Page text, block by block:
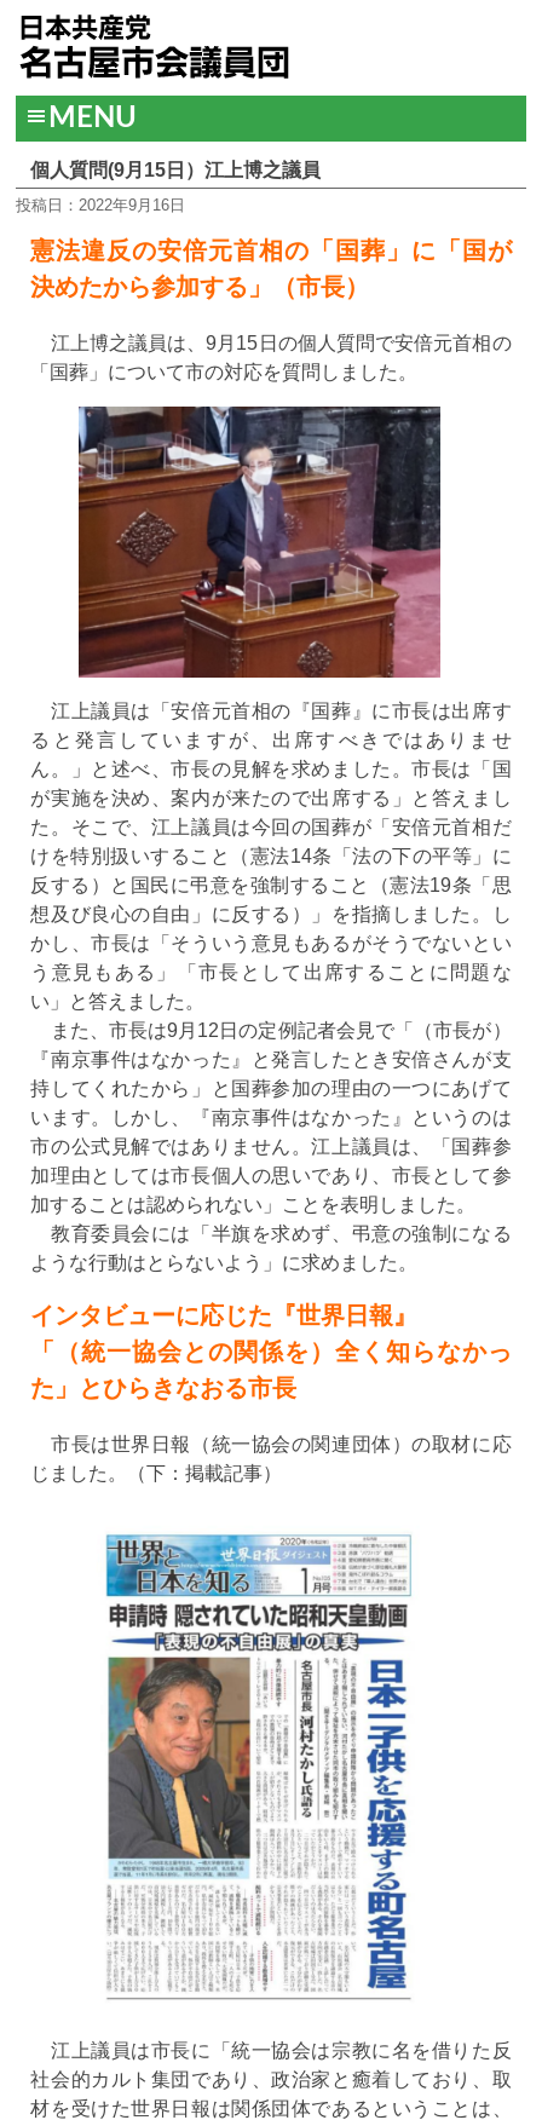
MENU
個人質問(9月15日）江上博之議員
投稿日：2022年9月16日
憲法違反の安倍元首相の「国葬」に「国が
決めたから参加する」（市長）
江上博之議員は、9月15日の個人質問で安倍元首相の
「国葬」について市の対応を質問しました。
江上議員は「安倍元首相の『国葬』に市長は出席す
ると発言していますが、出席すべきではありませ
ん。」と述べ、市長の見解を求めました。市長は「国
が実施を決め、案内が来たので出席する」と答えまし
た。そこで、江上議員は今回の国葬が「安倍元首相だ
けを特別扱いすること（憲法14条「法の下の平等」に
反する）と国民に弔意を強制すること（憲法19条「思
想及び良心の自由」に反する）」を指摘しました。し
かし、市長は「そういう意見もあるがそうでないとい
う意見もある」「市長として出席することに問題な
い」と答えました。
また、市長は9月12日の定例記者会見で「（市長が）
『南京事件はなかった』と発言したとき安倍さんが支
持してくれたから」と国葬参加の理由の一つにあげて
います。しかし、『南京事件はなかった』というのは
市の公式見解ではありません。江上議員は、「国葬参
加理由としては市長個人の思いであり、市長として参
加することは認められない」ことを表明しました。
教育委員会には「半旗を求めず、弔意の強制になる
ような行動はとらないよう」に求めました。
インタビューに応じた『世界日報』
「（統一協会との関係を）全く知らなかっ
た」とひらきなおる市長
市長は世界日報（統一協会の関連団体）の取材に応
じました。（下：掲載記事）
江上議員は市長に「統一協会は宗教に名を借りた反
社会的カルト集団であり、政治家と癒着しており、取
材を受けた世界日報は関係団体であるということは、